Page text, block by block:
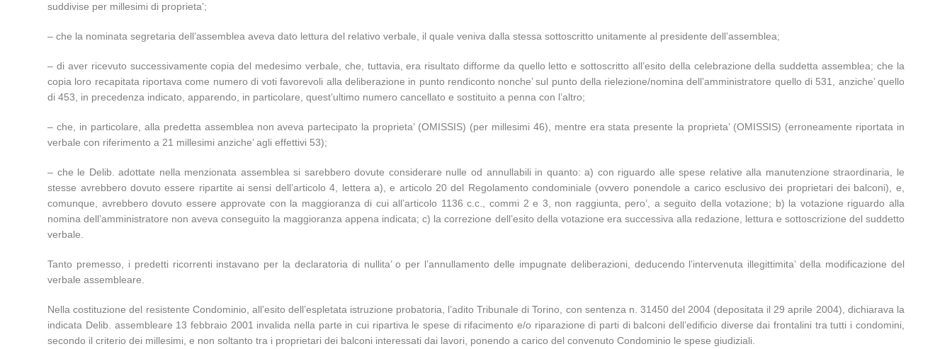
suddivise per millesimi di proprieta’;
– che la nominata segretaria dell’assemblea aveva dato lettura del relativo verbale, il quale veniva dalla stessa sottoscritto unitamente al presidente dell’assemblea;
– di aver ricevuto successivamente copia del medesimo verbale, che, tuttavia, era risultato difforme da quello letto e sottoscritto all’esito della celebrazione della suddetta assemblea; che la
copia loro recapitata riportava come numero di voti favorevoli alla deliberazione in punto rendiconto nonche’ sul punto della rielezione/nomina dell’amministratore quello di 531, anziche’ quello
di 453, in precedenza indicato, apparendo, in particolare, quest’ultimo numero cancellato e sostituito a penna con l’altro;
– che, in particolare, alla predetta assemblea non aveva partecipato la proprieta’ (OMISSIS) (per millesimi 46), mentre era stata presente la proprieta’ (OMISSIS) (erroneamente riportata in
verbale con riferimento a 21 millesimi anziche’ agli effettivi 53);
– che le Delib. adottate nella menzionata assemblea si sarebbero dovute considerare nulle od annullabili in quanto: a) con riguardo alle spese relative alla manutenzione straordinaria, le
stesse avrebbero dovuto essere ripartite ai sensi dell’articolo 4, lettera a), e articolo 20 del Regolamento condominiale (ovvero ponendole a carico esclusivo dei proprietari dei balconi), e,
comunque, avrebbero dovuto essere approvate con la maggioranza di cui all’articolo 1136 c.c., commi 2 e 3, non raggiunta, pero’, a seguito della votazione; b) la votazione riguardo alla
nomina dell’amministratore non aveva conseguito la maggioranza appena indicata; c) la correzione dell’esito della votazione era successiva alla redazione, lettura e sottoscrizione del suddetto
verbale.
Tanto premesso, i predetti ricorrenti instavano per la declaratoria di nullita’ o per l’annullamento delle impugnate deliberazioni, deducendo l’intervenuta illegittimita’ della modificazione del
verbale assembleare.
Nella costituzione del resistente Condominio, all’esito dell’espletata istruzione probatoria, l’adito Tribunale di Torino, con sentenza n. 31450 del 2004 (depositata il 29 aprile 2004), dichiarava la
indicata Delib. assembleare 13 febbraio 2001 invalida nella parte in cui ripartiva le spese di rifacimento e/o riparazione di parti di balconi dell’edificio diverse dai frontalini tra tutti i condomini,
secondo il criterio dei millesimi, e non soltanto tra i proprietari dei balconi interessati dai lavori, ponendo a carico del convenuto Condominio le spese giudiziali.